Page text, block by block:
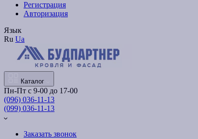
Регистрация
Авторизация
Язык
Ru Ua
Каталог
Пн-Пт с 9-00 до 17-00
(096) 036-11-13
(099) 036-11-13
Заказать звонок